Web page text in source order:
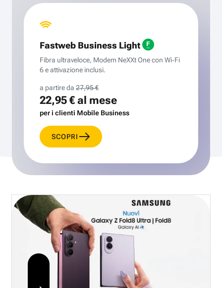
Fastweb Business Light
Fibra ultraveloce, Modem NeXXt One con Wi‑Fi
6 e attivazione inclusi.
a partire da 27,95 €
22,95 €al mese
per i clienti Mobile Business
SCOPRI